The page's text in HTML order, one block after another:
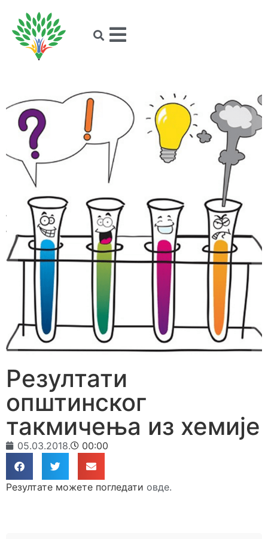
Резултати
општинског
такмичења из хемије
05.03.2018. 00:00
Резултате можете погледати овде.